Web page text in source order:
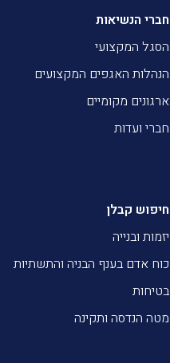
חברי הנשיאות
הסגל המקצועי
הנהלות האגפים המקצועים
ארגונים מקומיים
חברי ועדות
חיפוש קבלן
יזמות ובנייה
כוח אדם בענף הבניה והתשתיות
בטיחות
מטה הנדסה ותקינה